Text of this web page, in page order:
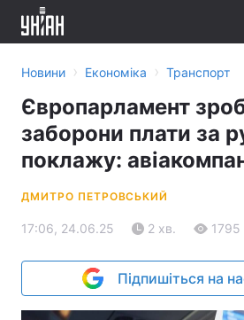
Новини › Економіка › Транспорт
Європарламент
заборони плати за
поклажу:
ДМИТРО ПЕТРОВСЬКИЙ
17:06, 24.06.25 2 хв. 1795
Підпишіться на